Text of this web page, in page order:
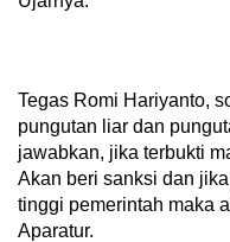
Tegas Romi Hariyanto,
pungutan liar dan
jawabkan, jika terbukti
Akan beri sanksi dan
tinggi pemerintah maka
Aparatur.